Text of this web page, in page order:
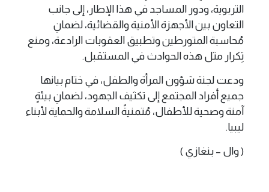
التربوية، ودور المساجد في هذا الإطار، إلى جانب
التعاون بين الأجهزة الأمنية والقضائية، لضمانِ
مُحاسبة المتورطين وتطبيق العقوبات الرادعة، ومنع
تِكرار مثل هذه الحوادث في المستقبل.
ودعت لجنة شؤون المرأة والطفل، في ختام بيانها
جميع أفراد المجتمع إلى تكثيف الجهود، لضمانِ بيئةٍ
آمنة وصحية للأطفال، مُتمنيةً السلامة والحماية لأبناء
ليبيا.
( وال – بنغازي )